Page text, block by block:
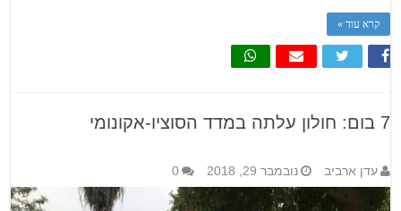
קרא עוד »
7 בום: חולון עלתה במדד הסוציו-אקונומי
עדן ארביב נובמבר 29, 2018 0